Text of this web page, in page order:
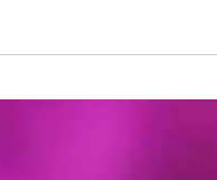
의 대한국 무역적자 있어"
초유의 압수수색에 '충격·당황'
오른 801.67 마감